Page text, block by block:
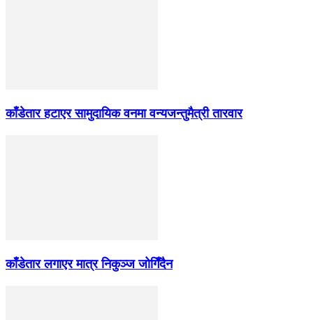
काँडेतार हटाएर सामुदायिक वनमा वन्यजन्तुमैत्री तारवार
काँडेतार लगाएर मात्र निकुञ्ज जोगिँदैन